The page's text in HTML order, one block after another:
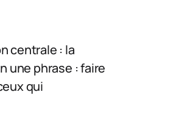
centrale : la
une phrase : faire
qui